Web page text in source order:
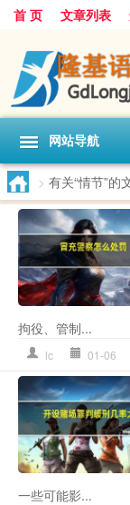
首 页 文章列表
网站导航
> 有关“情节”的
拘役、管制...
lc 01-06
一些可能影...